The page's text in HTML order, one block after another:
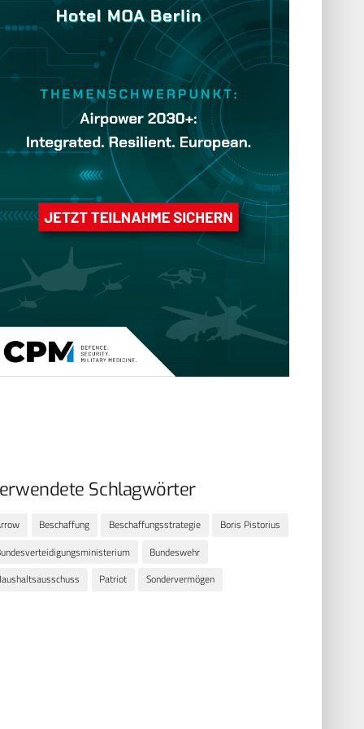
Schlagwörter
Beschaffung Beschaffungsstrategie
Boris Pistorius
Bundeswehr
Patriot Sondervermögen